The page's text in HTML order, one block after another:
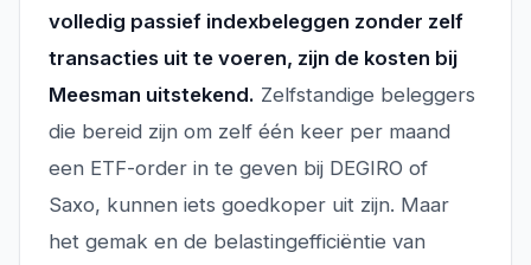
volledig passief indexbeleggen zonder zelf
transacties uit te voeren, zijn de kosten bij
Meesman uitstekend. Zelfstandige beleggers
die bereid zijn om zelf één keer per maand
een ETF-order in te geven bij DEGIRO of
Saxo, kunnen iets goedkoper uit zijn. Maar
het gemak en de belastingefficiëntie van